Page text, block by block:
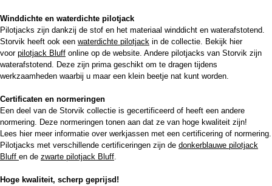
Winddichte en waterdichte pilotjack
Pilotjacks zijn dankzij de stof en het materiaal winddicht en waterafstotend.
Storvik heeft ook een waterdichte pilotjack in de collectie. Bekijk hier
voor pilotjack Bluff online op de website. Andere pilotjacks van Storvik zijn
waterafstotend. Deze zijn prima geschikt om te dragen tijdens
werkzaamheden waarbij u maar een klein beetje nat kunt worden.
Certificaten en normeringen
Een deel van de Storvik collectie is gecertificeerd of heeft een andere
normering. Deze normeringen tonen aan dat ze van hoge kwaliteit zijn!
Lees hiermeer informatie over werkjassen met een certificering of normering.
Pilotjacks met verschillende certificeringen zijn de donkerblauwe pilotjack
Bluff en de zwarte pilotjack Bluff.
Hoge kwaliteit, scherp geprijsd!